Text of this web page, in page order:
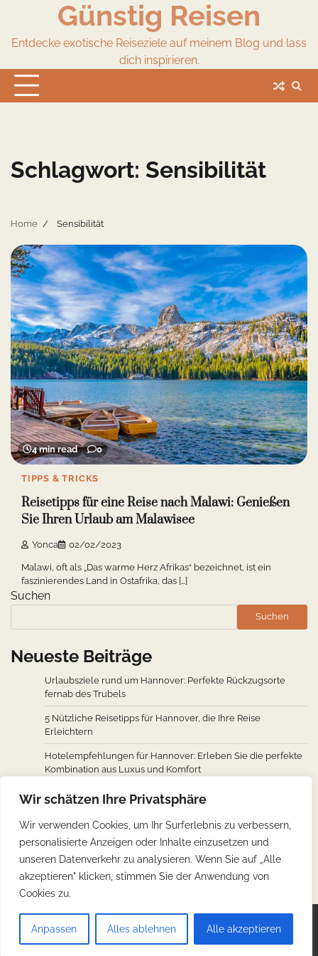
Wir schätzen Ihre Privatsphäre
Wir verwenden Cookies, um Ihr Surferlebnis zu verbessern,
personalisierte Anzeigen oder Inhalte einzusetzen und
unseren Datenverkehr zu analysieren. Wenn Sie auf „Alle
akzeptieren" klicken, stimmen Sie der Anwendung von
Cookies zu.
Anpassen Alles ablehnen Alle akzeptieren
content
Günstig Reisen
Entdecke exotische Reiseziele auf meinem Blog und lass
dich inspirieren.
Schlagwort: Sensibilität
Home Sensibilität
4 min read 0
TIPPS & TRICKS
Reisetipps für eine Reise nach Malawi: Genießen
Sie Ihren Urlaub am Malawisee
Yonca 02/02/2023
Malawi, oft als „Das warme Herz Afrikas“ bezeichnet, ist ein
faszinierendes Land in Ostafrika, das […]
Suchen
Suchen
Neueste Beiträge
Urlaubsziele rund um Hannover: Perfekte Rückzugsorte
fernab des Trubels
5 Nützliche Reisetipps für Hannover, die Ihre Reise
Erleichtern
Hotelempfehlungen für Hannover: Erleben Sie die perfekte
Kombination aus Luxus und Komfort
Wie man von den wichtigsten Städten weltweit nach
Hannover fliegt: Ein Überblick über Flugverbindungen
Hannovers kulinarische Reise: Unverzichtbare traditionelle
deutsche Köstlichkeiten
Copyright © 2026 Günstig Reisen Impressum
|